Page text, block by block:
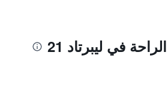
في ليبرتاد 21